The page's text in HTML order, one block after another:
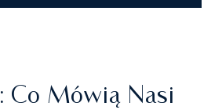
: Co Mówią Nasi